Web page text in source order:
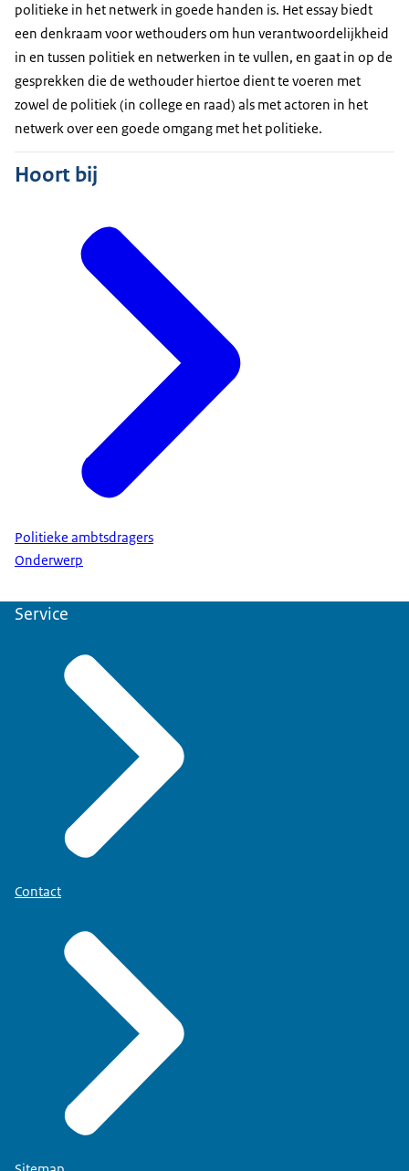
politieke in het netwerk in goede handen is. Het essay biedt
een denkraam voor wethouders om hun verantwoordelijkheid
in en tussen politiek en netwerken in te vullen, en gaat in op de
gesprekken die de wethouder hiertoe dient te voeren met
zowel de politiek (in college en raad) als met actoren in het
netwerk over een goede omgang met het politieke.
Hoort bij
Politieke ambtsdragers
Onderwerp
Service
Contact